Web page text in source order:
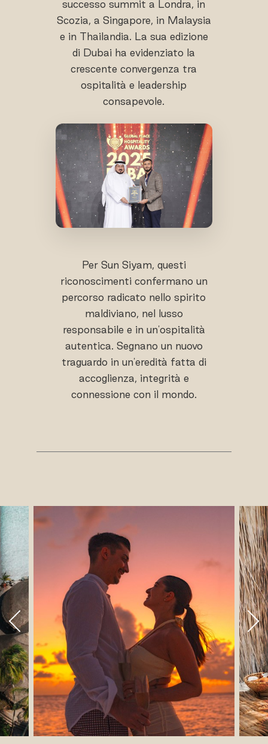
successo summit a Londra, in
Scozia, a Singapore, in Malaysia
e in Thailandia. La sua edizione
di Dubai ha evidenziato la
crescente convergenza tra
ospitalità e leadership
consapevole.
Per Sun Siyam, questi
riconoscimenti confermano un
percorso radicato nello spirito
maldiviano, nel lusso
responsabile e in un'ospitalità
autentica. Segnano un nuovo
traguardo in un'eredità fatta di
accoglienza, integrità e
connessione con il mondo.